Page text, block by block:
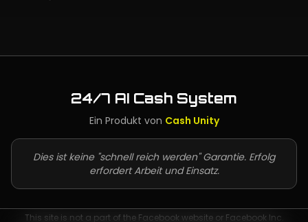
24/7 AI Cash System
Ein Produkt von Cash Unity
Dies ist keine "schnell reich werden" Garantie. Erfolg
erfordert Arbeit und Einsatz.
This site is not a part of the Facebook website or Facebook Inc.